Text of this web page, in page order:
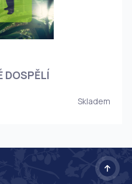
DOSPĚLÍ
Skladem